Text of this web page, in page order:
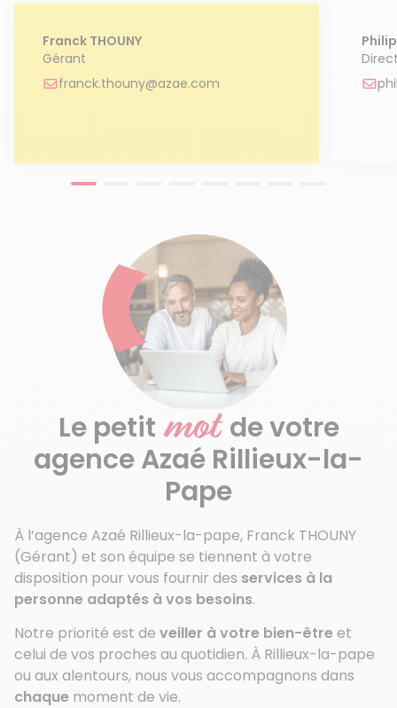
Franck THOUNY
Gérant
franck.thouny@azae.com
Le petit mot de votre
agence Azaé Rillieux-la-
Pape
À l’agence Azaé Rillieux-la-pape, Franck THOUNY
(Gérant) et son équipe se tiennent à votre
disposition pour vous fournir des services à la
personne adaptés à vos besoins.
Notre priorité est de veiller à votre bien-être et
celui de vos proches au quotidien. À Rillieux-la-pape
ou aux alentours, nous vous accompagnons dans
chaque moment de vie.